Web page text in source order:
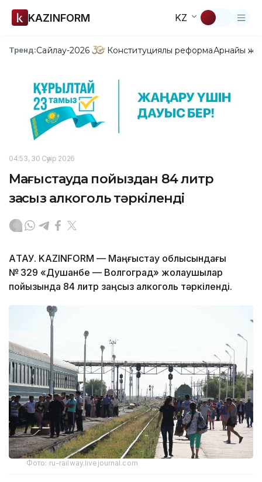
KAZINFORM KZ
Тренд:Сайлау-2026 Конституциялық реформаАрнайы
04:53, 30 Сәуір 2026
Маңғыстауда пойыздан 84 литр
заңсыз алкоголь тәркіленді
АҚТАУ. KAZINFORM — Маңғыстау облысындағы
№ 329 «Душанбе — Волгоград» жолаушылар
пойызында 84 литр заңсыз алкоголь тәркіленді.
Фото: ru-railway.livejournal.com